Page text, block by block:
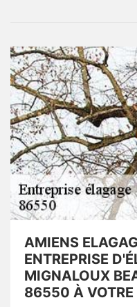
AMIENS
ENTREPRISE
MIGNALOUX
86550 À VOTRE